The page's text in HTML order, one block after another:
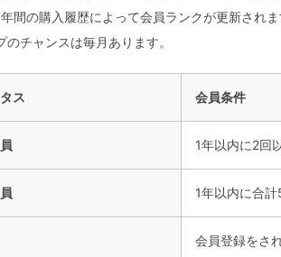
間の購入履歴によって会員ランクが更新されま
のチャンスは毎月あります。
ス 会員条件
1年以内に2回
1年以内に合
会員登録をさ